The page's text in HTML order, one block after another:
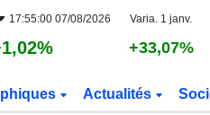
17:55:00 07/08/2026 Varia. 1 janv.
+33,07%
Actualités